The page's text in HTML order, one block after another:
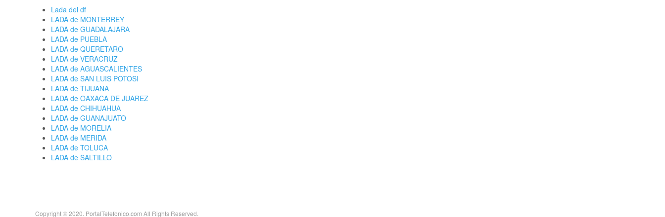
Lada del df
LADA de MONTERREY
LADA de GUADALAJARA
LADA de PUEBLA
LADA de QUERETARO
LADA de VERACRUZ
LADA de AGUASCALIENTES
LADA de SAN LUIS POTOSI
LADA de TIJUANA
LADA de OAXACA DE JUAREZ
LADA de CHIHUAHUA
LADA de GUANAJUATO
LADA de MORELIA
LADA de MERIDA
LADA de TOLUCA
LADA de SALTILLO
Copyright © 2020. PortalTelefonico.com All Rights Reserved.